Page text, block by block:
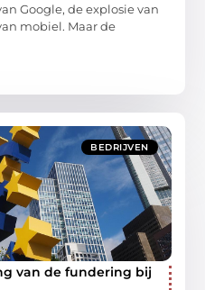
Google, de explosie van
mobiel. Maar de
BEDRIJVEN
van de fundering bij